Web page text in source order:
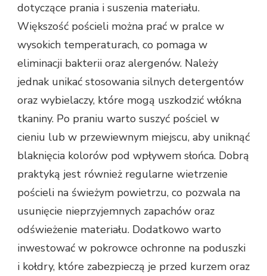
dotyczące prania i suszenia materiału.
Większość pościeli można prać w pralce w
wysokich temperaturach, co pomaga w
eliminacji bakterii oraz alergenów. Należy
jednak unikać stosowania silnych detergentów
oraz wybielaczy, które mogą uszkodzić włókna
tkaniny. Po praniu warto suszyć pościel w
cieniu lub w przewiewnym miejscu, aby uniknąć
blaknięcia kolorów pod wpływem słońca. Dobrą
praktyką jest również regularne wietrzenie
pościeli na świeżym powietrzu, co pozwala na
usunięcie nieprzyjemnych zapachów oraz
odświeżenie materiału. Dodatkowo warto
inwestować w pokrowce ochronne na poduszki
i kołdry, które zabezpieczą je przed kurzem oraz